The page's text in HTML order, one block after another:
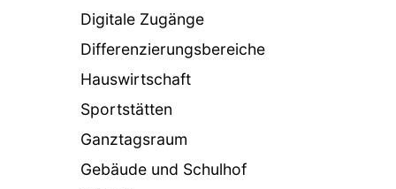
Digitale Zugänge
Differenzierungsbereiche
Hauswirtschaft
Sportstätten
Ganztagsraum
Gebäude und Schulhof